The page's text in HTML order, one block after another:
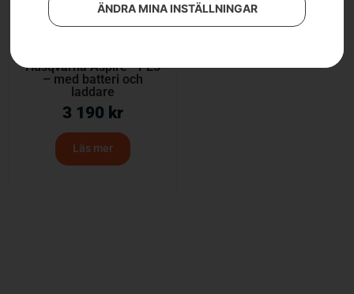
ÄNDRA MINA INSTÄLLNINGAR
Husqvarna Aspire™ PE5
– med batteri och
laddare
3 190 kr
Läs mer